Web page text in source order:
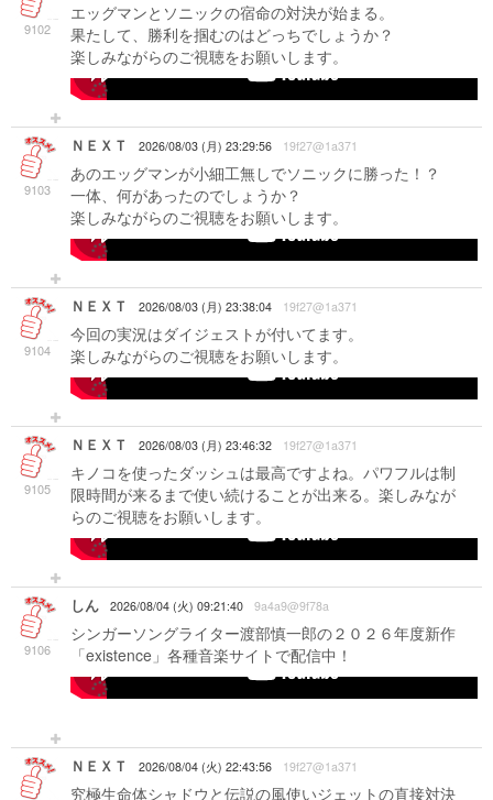
9102
エッグマンとソニックの宿命の対決が始まる。
果たして、勝利を掴むのはどっちでしょうか？
楽しみながらのご視聴をお願いします。
-->
9103
ＮＥＸＴ 2026/08/03 (月) 23:29:56 19f27@1a371
あのエッグマンが小細工無しでソニックに勝った！？
一体、何があったのでしょうか？
楽しみながらのご視聴をお願いします。
-->
9104
ＮＥＸＴ 2026/08/03 (月) 23:38:04 19f27@1a371
今回の実況はダイジェストが付いてます。
楽しみながらのご視聴をお願いします。
-->
9105
ＮＥＸＴ 2026/08/03 (月) 23:46:32 19f27@1a371
キノコを使ったダッシュは最高ですよね。パワフルは制
限時間が来るまで使い続けることが出来る。楽しみなが
らのご視聴をお願いします。
-->
9106
しん 2026/08/04 (火) 09:21:40 9a4a9@9f78a
シンガーソングライター渡部慎一郎の２０２６年度新作
「existence」各種音楽サイトで配信中！
-->
ＮＥＸＴ 2026/08/04 (火) 22:43:56 19f27@1a371
究極生命体シャドウと伝説の風使いジェットの直接対決